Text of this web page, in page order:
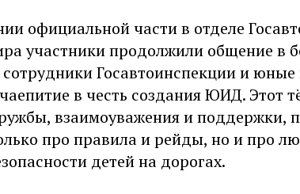
официальной части в отделе
участники продолжили общение в
сотрудники Госавтоинспекции и
в честь создания ЮИД. Этот
взаимоуважения и поддержки,
про правила и рейды, но и про
детей на дорогах.